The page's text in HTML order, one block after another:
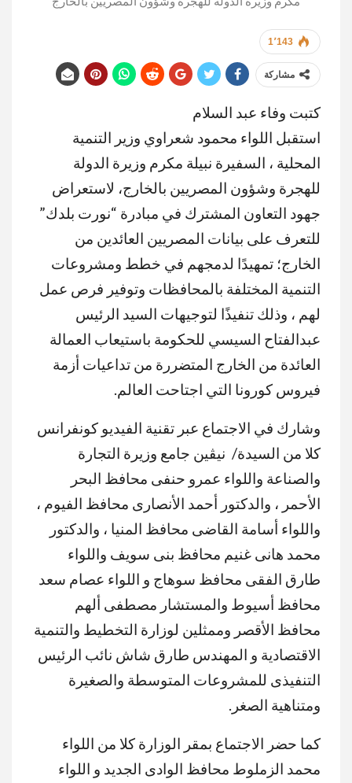
1٬143
مشاركة
كتبت وفاء عبد السلام
استقبل اللواء محمود شعراوي وزير التنمية
المحلية ، السفيرة نبيلة مكرم وزيرة الدولة
للهجرة وشؤون المصريين بالخارج، لاستعراض
جهود التعاون المشترك في مبادرة “نورت بلدك”
للتعرف على بيانات المصريين العائدين من
الخارج؛ تمهيدًا لدمجهم في خطط ومشروعات
التنمية المختلفة بالمحافظات وتوفير فرص عمل
لهم ، وذلك تنفيذًا لتوجيهات السيد الرئيس
عبدالفتاح السيسي للحكومة باستيعاب العمالة
العائدة من الخارج المتضررة من تداعيات أزمة
فيروس كورونا التي اجتاحت العالم.
وشارك في الاجتماع عبر تقنية الفيديو كونفرانس
كلا من السيدة/ نيڤين جامع وزيرة التجارة
والصناعة واللواء عمرو حنفى محافظ البحر
الأحمر ، والدكتور أحمد الأنصارى محافظ الفيوم ،
واللواء أسامة القاضى محافظ المنيا ، والدكتور
محمد هانى غنيم محافظ بنى سويف واللواء
طارق الفقى محافظ سوهاج و اللواء عصام سعد
محافظ أسيوط والمستشار مصطفى ألهم
محافظ الأقصر وممثلين لوزارة التخطيط والتنمية
الاقتصادية و المهندس طارق شاش نائب الرئيس
التنفيذى للمشروعات المتوسطة والصغيرة
ومتناهية الصغر.
كما حضر الاجتماع بمقر الوزارة كلا من اللواء
محمد الزملوط محافظ الوادى الجديد و اللواء